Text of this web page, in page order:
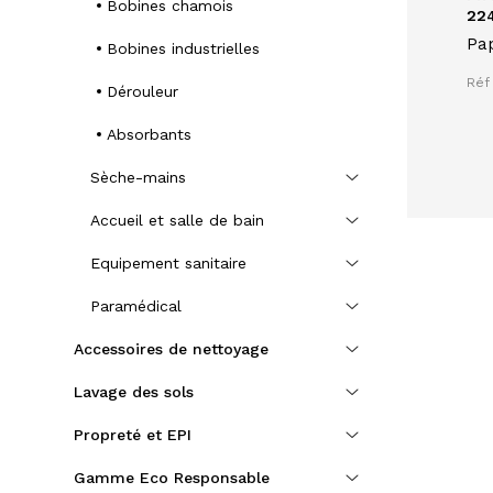
Bobines chamois
Bobines industrielles
Dérouleur
Absorbants
Sèche-mains
Accueil et salle de bain
Equipement sanitaire
Paramédical
Accessoires de nettoyage
Lavage des sols
Propreté et EPI
Gamme Eco Responsable
40
Réf